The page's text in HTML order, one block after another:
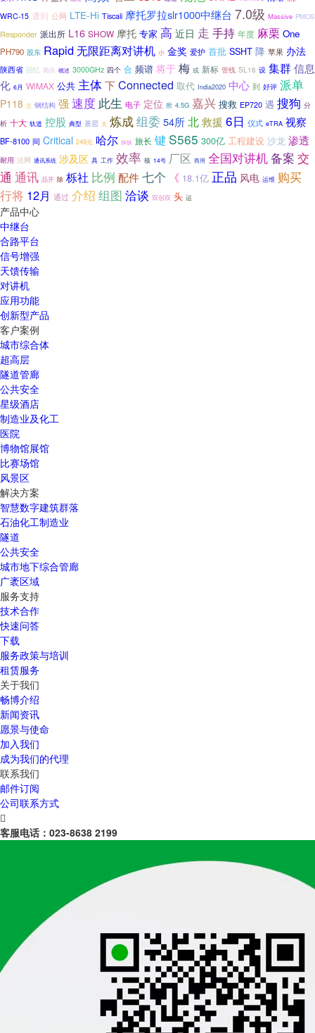
WRC-15 遭到 公网 LTE-Hi Tiscali 摩托罗拉slr1000中继台 7.0级 Massive PMOS
Responder 派出所 L16 SHOW 摩托 专家 高 近日 走 手持 年度 麻栗 One
PH790 股东 Rapid 无限距离对讲机 小 金奖 爱护 首批 SSHT 降 苹果 办法
陕西省 回忆 阅兵 概述 3000GHz 四个 合 频谱 将于 梅 或 新标 管线 SL16 设 集群信息
化 6月 WiMAX 公共 主体下Connected 取代 India2020 中心 到 好评 派单
P118 怎 钢结构 强 速度 此生 电子 定位 所 4.5G 嘉兴 搜救 EP720 遇 搜狗 分
析 十大 轨道 控股 典型 基层 大 炼成组委54所北救援 6日 仪式 eTRA 视察
BF-8100 间 Critical 249元 哈尔 操纵 旅长 键 S565 300亿 工程建设 沙龙 渗透
耐用 法网 通讯系统 涉及区 具 工作 效率 核 14号 厂区 商用 全国对讲机备案 交
通 通讯 品开 除 栎社 比例 配件七个 《 18.1亿 正品 风电 运维 购买
行将 12月 通过 介绍 组图 洽谈 双创双 头 运
产品中心
中继台
合路平台
信号增强
天馈传输
对讲机
应用功能
创新型产品
客户案例
城市综合体
超高层
隧道管廊
公共安全
星级酒店
制造业及化工
医院
博物馆展馆
比赛场馆
风景区
解决方案
智慧数字建筑群落
石油化工制造业
隧道
公共安全
城市地下综合管廊
广袤区域
服务支持
技术合作
快速问答
下载
服务政策与培训
租赁服务
关于我们
畅博介绍
新闻资讯
愿景与使命
加入我们
成为我们的代理
联系我们
邮件订阅
公司联系方式

客服电话： 023-8638 2199